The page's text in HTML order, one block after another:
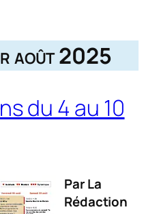
août 2025
du 4 au 10
Par La
Rédaction